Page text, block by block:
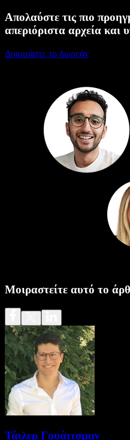
Απολαύστε τις πιο
απεριόριστα αρχεία και
Δοκιμάστε το δωρεάν
Μοιραστείτε αυτό το
Τάιλερ Γουάιτσμαν